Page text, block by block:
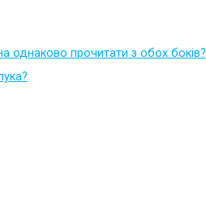
однаково прочитати з обох боків?